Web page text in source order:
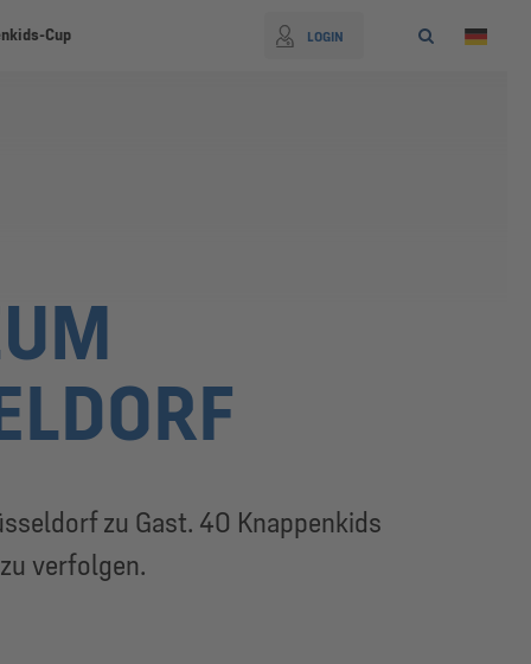
Cup LOGIN
zu Gast. 40 Knappenkids
verfolgen.